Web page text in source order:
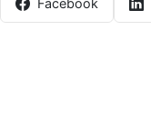
Facebook